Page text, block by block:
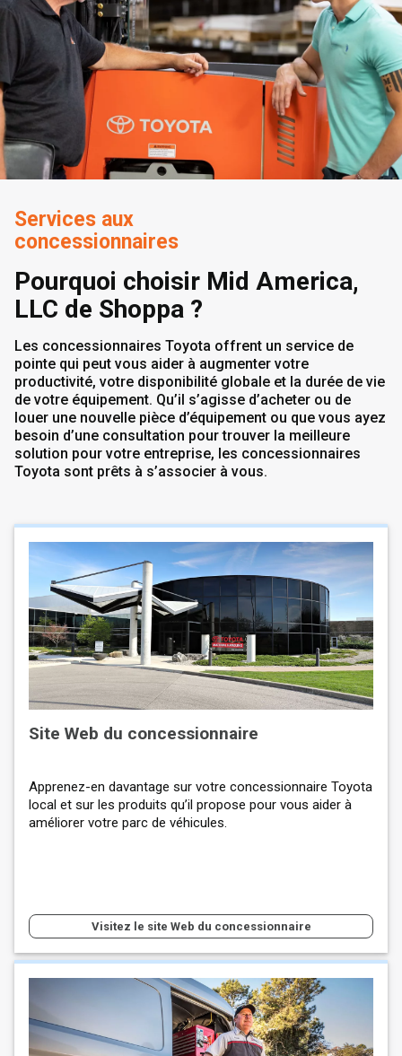
Services aux
concessionnaires
Pourquoi choisir Mid America,
LLC de Shoppa ?
Les concessionnaires Toyota offrent un service de
pointe qui peut vous aider à augmenter votre
productivité, votre disponibilité globale et la durée de vie
de votre équipement. Qu’il s’agisse d’acheter ou de
louer une nouvelle pièce d’équipement ou que vous ayez
besoin d’une consultation pour trouver la meilleure
solution pour votre entreprise, les concessionnaires
Toyota sont prêts à s’associer à vous.
Site Web du concessionnaire
Apprenez-en davantage sur votre concessionnaire Toyota
local et sur les produits qu’il propose pour vous aider à
améliorer votre parc de véhicules.
Visitez le site Web du concessionnaire